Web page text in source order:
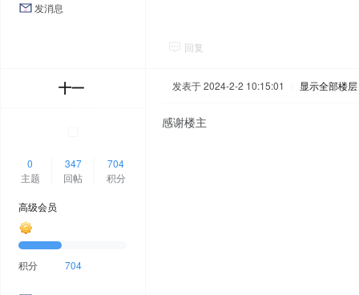
发消息
回复
十一
0
主题
347
回帖
704
积分
高级会员
积分 704
发表于 2024-2-2 10:15:01 显示全部楼层
感谢楼主